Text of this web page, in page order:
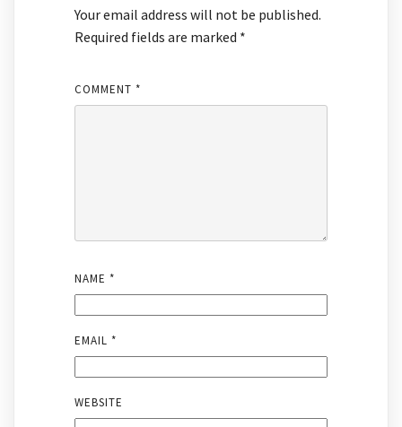
Your email address will not be published.
Required fields are marked *
COMMENT *
NAME *
EMAIL *
WEBSITE